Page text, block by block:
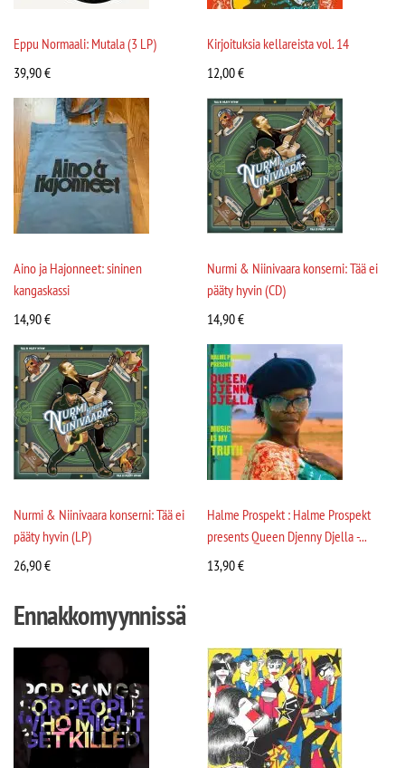
Eppu Normaali: Mutala (3 LP)
39,90€
Kirjoituksia kellareista vol. 14
12,00€
Aino ja Hajonneet: sininen
kangaskassi
14,90€
Nurmi & Niinivaara konserni: Tää ei
pääty hyvin (CD)
14,90€
Nurmi & Niinivaara konserni: Tää ei
pääty hyvin (LP)
26,90€
Halme Prospekt : Halme Prospekt
presents Queen Djenny Djella -...
13,90€
Ennakkomyynnissä